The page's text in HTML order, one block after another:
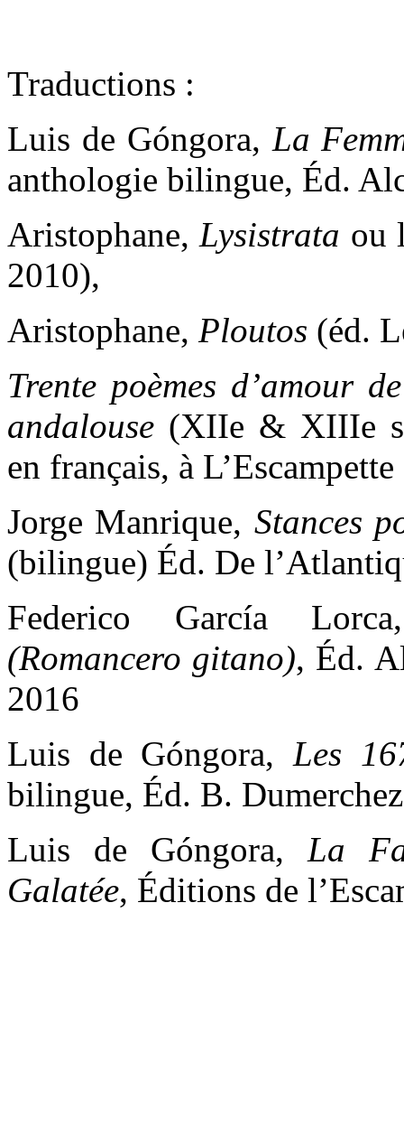
Traductions :
Luis de Góngora, La
anthologie bilingue, Éd.
Aristophane, Lysistrata ou
2010),
Aristophane, Ploutos (éd.
Trente poèmes d’amour
andalouse (XIIe & XIIIe
en français, à
Jorge Manrique, Stances
(bilingue) Éd. De
Federico García
(Romancero gitano), Éd.
2016
Luis de Góngora, Les
bilingue, Éd. B.
Luis de Góngora, La
Galatée, Éditions de